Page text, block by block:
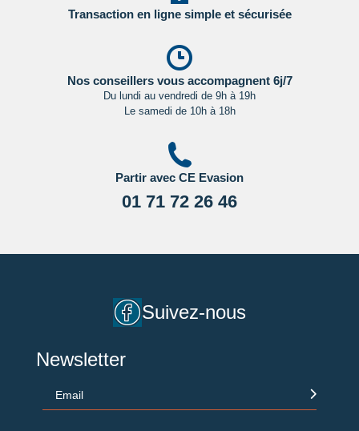
Transaction en ligne simple et sécurisée
Nos conseillers vous accompagnent 6j/7
Du lundi au vendredi de 9h à 19h
Le samedi de 10h à 18h
Partir avec CE Evasion
01 71 72 26 46
Suivez-nous
Newsletter
Email